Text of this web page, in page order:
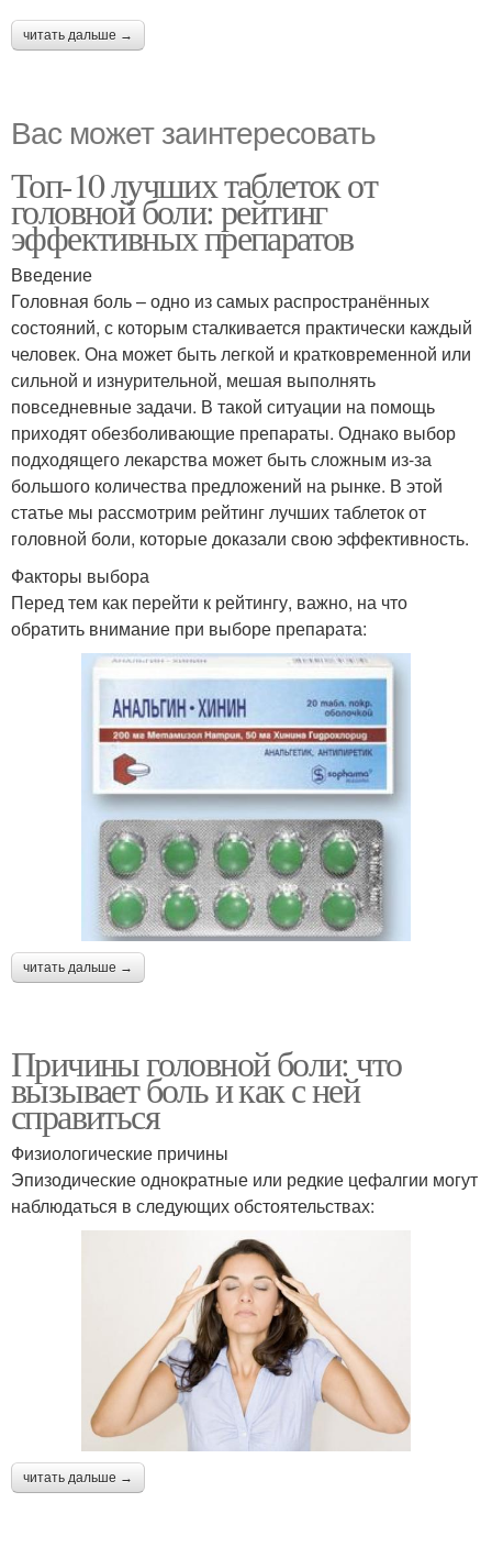
читать дальше →
Вас может заинтересовать
Топ-10 лучших таблеток от
головной боли: рейтинг
эффективных препаратов
Введение
Головная боль – одно из самых распространённых
состояний, с которым сталкивается практически каждый
человек. Она может быть легкой и кратковременной или
сильной и изнурительной, мешая выполнять
повседневные задачи. В такой ситуации на помощь
приходят обезболивающие препараты. Однако выбор
подходящего лекарства может быть сложным из-за
большого количества предложений на рынке. В этой
статье мы рассмотрим рейтинг лучших таблеток от
головной боли, которые доказали свою эффективность.
Факторы выбора
Перед тем как перейти к рейтингу, важно, на что
обратить внимание при выборе препарата:
читать дальше →
Причины головной боли: что
вызывает боль и как с ней
справиться
Физиологические причины
Эпизодические однократные или редкие цефалгии могут
наблюдаться в следующих обстоятельствах:
читать дальше →